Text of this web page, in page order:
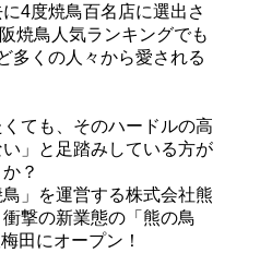
4度焼鳥百名店に選出さ
焼鳥人気ランキングでも
多くの人々から愛される
ても、そのハードルの高
」と足踏みしている方が
？
」を運営する株式会社熊
撃の新業態の「熊の鳥
田にオープン！